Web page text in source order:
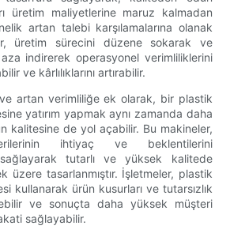
üretim maliyetlerine maruz kalmadan
artan talebi karşılamalarına olanak
üretim sürecini düzene sokarak ve
indirerek operasyonel verimliliklerini
ve kârlılıklarını artırabilir.
artan verimliliğe ek olarak, bir plastik
yatırım yapmak aynı zamanda daha
kalitesine de yol açabilir. Bu makineler,
ihtiyaç ve beklentilerini
sağlayarak tutarlı ve yüksek kalitede
üzere tasarlanmıştır. İşletmeler, plastik
kullanarak ürün kusurları ve tutarsızlık
ve sonuçta daha yüksek müşteri
sağlayabilir.